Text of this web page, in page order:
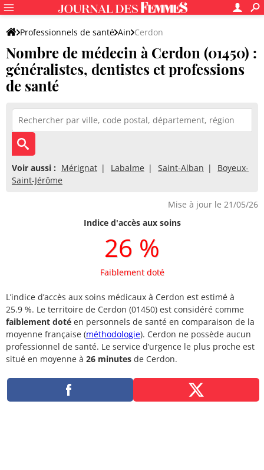
Professionnels de santé Ain Cerdon
Nombre de médecin à Cerdon (01450) :
généralistes, dentistes et professions
de santé
Voir aussi : Mérignat Labalme Saint-Alban
Boyeux-
Saint-Jérôme
Mise à jour le 21/05/26
Indice d'accès aux soins
26 %
Faiblement doté
L’indice d’accès aux soins médicaux à Cerdon est estimé à
25.9 %. Le territoire de Cerdon (01450) est considéré comme
faiblement doté en personnels de santé en comparaison de la
moyenne française (méthodologie). Cerdon ne possède aucun
professionnel de santé. Le service d’urgence le plus proche est
situé en moyenne à 26 minutes de Cerdon.